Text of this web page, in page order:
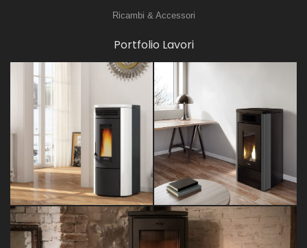
Ricambi & Accessori
Portfolio Lavori